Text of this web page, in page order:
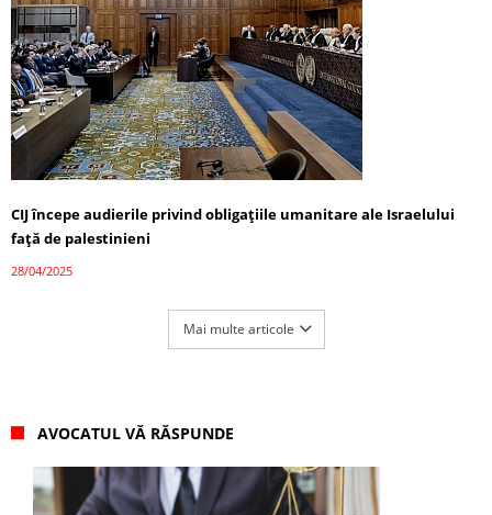
CIJ începe audierile privind obligațiile umanitare ale Israelului
față de palestinieni
28/04/2025
Mai multe articole
AVOCATUL VĂ RĂSPUNDE